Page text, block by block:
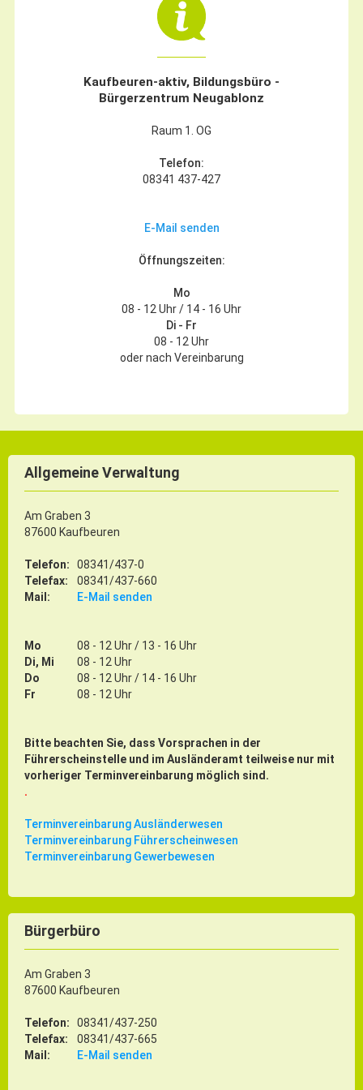
Gründung
Einzelhandel & aktive Innenstadt
Marketing-Kampagne
Tourismus- & Stadtmarketing
Kaufbeuren-aktiv, Bildungsbüro -
Bürgerzentrum Neugablonz
Raum 1. OG
Telefon:
08341 437-427
E-Mail senden
Öffnungszeiten:
Mo
08 - 12 Uhr / 14 - 16 Uhr
Di - Fr
08 - 12 Uhr
oder nach Vereinbarung
Allgemeine Verwaltung
Am Graben 3
87600 Kaufbeuren
Telefon:
08341/437-0
Telefax:
08341/437-660
Mail:
E-Mail senden
Mo
08 - 12 Uhr / 13 - 16 Uhr
Di, Mi
08 - 12 Uhr
Do
08 - 12 Uhr / 14 - 16 Uhr
Fr
08 - 12 Uhr
Bitte beachten Sie, dass Vorsprachen in der
Führerscheinstelle und im Ausländeramt teilweise nur mit
vorheriger Terminvereinbarung möglich sind.
.
Terminvereinbarung Ausländerwesen
Terminvereinbarung Führerscheinwesen
Terminvereinbarung Gewerbewesen
Bürgerbüro
Am Graben 3
87600 Kaufbeuren
Telefon:
08341/437-250
Telefax:
08341/437-665
Mail:
E-Mail senden